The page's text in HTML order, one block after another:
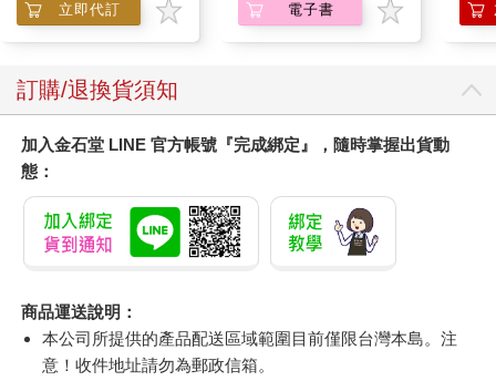
立即代訂 電子書
訂購/退換貨須知
加入金石堂 LINE 官方帳號『完成綁定』，隨時掌握出貨動
態：
商品運送說明：
本公司所提供的產品配送區域範圍目前僅限台灣本島。注
意！收件地址請勿為郵政信箱。